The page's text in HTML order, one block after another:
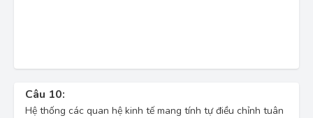
Câu 10:
Hệ thống các quan hệ kinh tế mang tính tự điều chỉnh tuân